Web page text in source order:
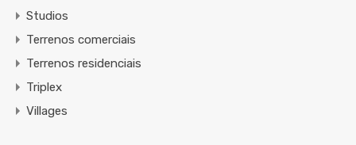
Studios
Terrenos comerciais
Terrenos residenciais
Triplex
Villages